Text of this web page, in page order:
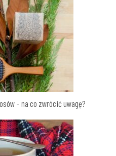
– na co zwrócić uwagę?